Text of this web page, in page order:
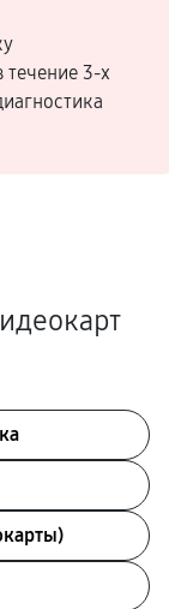
течение 3-х